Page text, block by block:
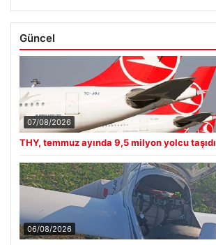
Güncel
07/08/2026
THY, temmuz ayında 9,5 milyon yolcu taşıdı
06/08/2026